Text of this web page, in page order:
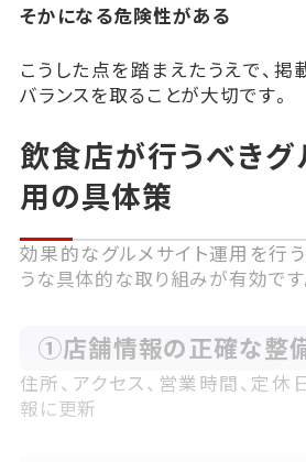
そかになる危険性がある
こうした点を踏まえたうえで、
バランスを取ることが大切です。
飲食店が行うべきグ
用の具体策
効果的なグルメサイト運用を行
うな具体的な取り組みが有効です
①店舗情報の正確な整
住所、アクセス、営業時間、定
報に更新